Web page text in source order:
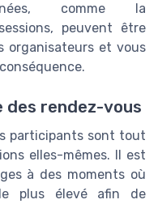
comme la
peuvent être
organisateurs et vous
rendez-vous
participants sont tout
elles-mêmes. Il est
à des moments où
plus élevé afin de